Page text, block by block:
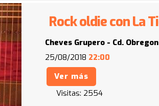
Rock oldie con La
Cheves Grupero - Cd. Obregon
25/08/2018 22:00
Ver más
Visitas: 2554